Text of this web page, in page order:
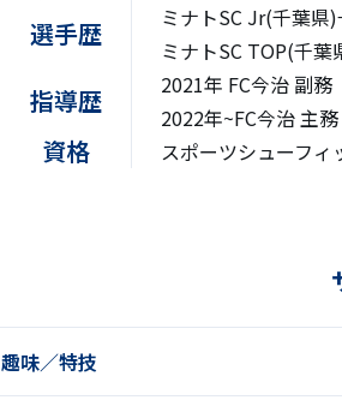
選手歴
ミナトSC Jr(千葉
ミナトSC TOP(千葉
指導歴
2021年 FC今治 副務
2022年~FC今治 主務
資格 スポーツシューフィ
趣味／特技